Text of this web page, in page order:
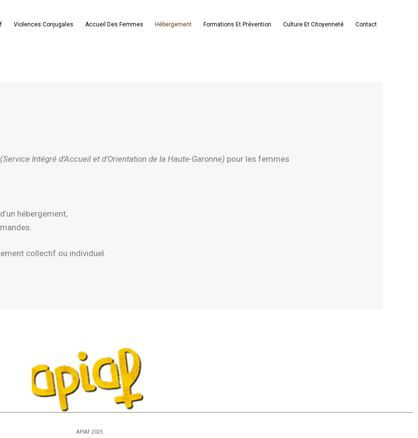
Violences Conjugales Accueil Des Femmes Hébergement Formations Et Prévention Culture Et Citoyenneté Contact
(Service Intégré d’Accueil et d’Orientation de la Haute-Garonne) pour les femmes
hébergement,
collectif ou individuel.
APIAF 2025